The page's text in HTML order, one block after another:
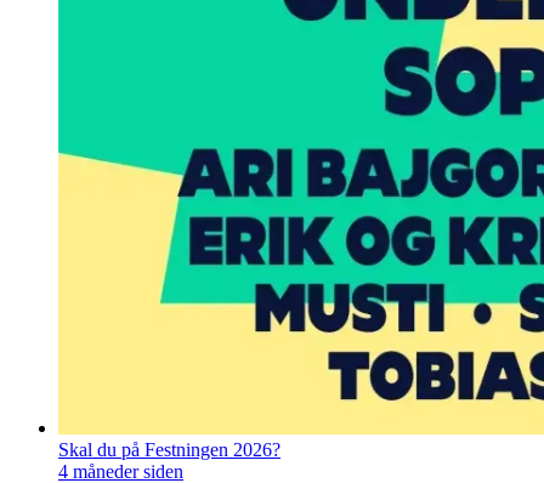
Skal du på Festningen 2026?
4 måneder siden